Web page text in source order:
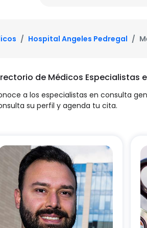
Hospital Angeles Pedregal
de Médicos Especialistas
a los especialistas en consulta
su perfil y agenda tu cita.